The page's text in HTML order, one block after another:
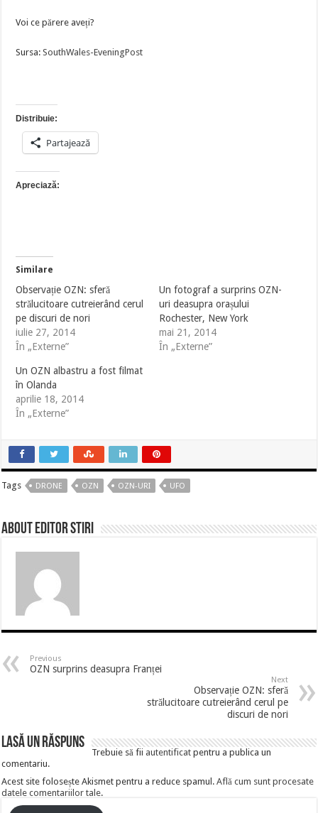
Voi ce părere aveți?
Sursa:SouthWales-EveningPost
Distribuie:
Partajează
Apreciază:
Similare
Observație OZN: sferă
strălucitoare cutreierând cerul
pe discuri de nori
iulie 27, 2014
În „Externe”
Un fotograf a surprins OZN-
uri deasupra orașului
Rochester, New York
mai 21, 2014
În „Externe”
Un OZN albastru a fost filmat
în Olanda
aprilie 18, 2014
În „Externe”
Tags DRONE OZN OZN-URI UFO
About Editor Stiri
Previous
OZN surprins deasupra Franței
Next
Observație OZN: sferă
strălucitoare cutreierând cerul pe
discuri de nori
Lasă un răspuns
Trebuie să fii autentificat pentru a publica un
comentariu.
Acest site folosește Akismet pentru a reduce spamul.Află cum sunt procesate
datele comentariilor tale.